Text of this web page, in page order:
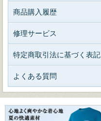
商品購入履歴
修理サービス
特定商取引法に基づく表記
よくある質問